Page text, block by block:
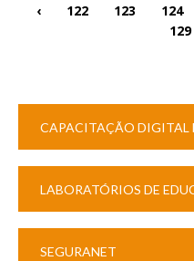
‹ 122 123 124
129
CAPACITAÇÃO DIGITAL
LABORATÓRIOS DE
SEGURANET